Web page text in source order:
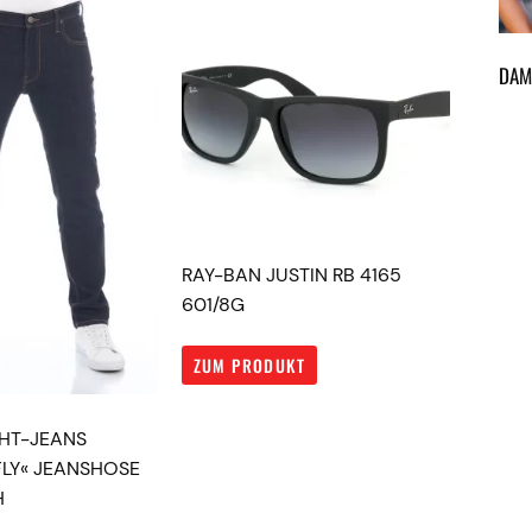
JEANS
JEANSHOSE
RAY-BAN JUSTIN RB 4165
601/8G
ZUM PRODUKT